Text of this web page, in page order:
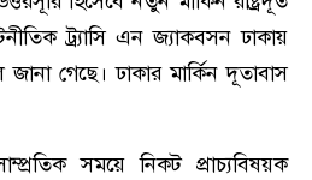
ট্র্যাসি এন জ্যাকবসন ঢাকায়
গেছে। ঢাকার মার্কিন দূতাবাস
সময়ে নিকট প্রাচ্যবিষয়ক